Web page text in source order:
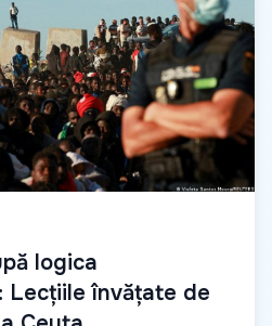
logica
Lecțiile învățate de